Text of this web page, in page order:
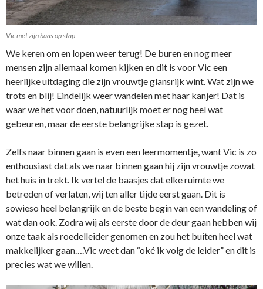
Vic met zijn baas op stap
We keren om en lopen weer terug! De buren en nog meer
mensen zijn allemaal komen kijken en dit is voor Vic een
heerlijke uitdaging die zijn vrouwtje glansrijk wint. Wat zijn we
trots en blij! Eindelijk weer wandelen met haar kanjer! Dat is
waar we het voor doen, natuurlijk moet er nog heel wat
gebeuren, maar de eerste belangrijke stap is gezet.
Zelfs naar binnen gaan is even een leermomentje, want Vic is zo
enthousiast dat als we naar binnen gaan hij zijn vrouwtje zowat
het huis in trekt. Ik vertel de baasjes dat elke ruimte we
betreden of verlaten, wij ten aller tijde eerst gaan. Dit is
sowieso heel belangrijk en de beste begin van een wandeling of
wat dan ook. Zodra wij als eerste door de deur gaan hebben wij
onze taak als roedelleider genomen en zou het buiten heel wat
makkelijker gaan….Vic weet dan “oké ik volg de leider” en dit is
precies wat we willen.